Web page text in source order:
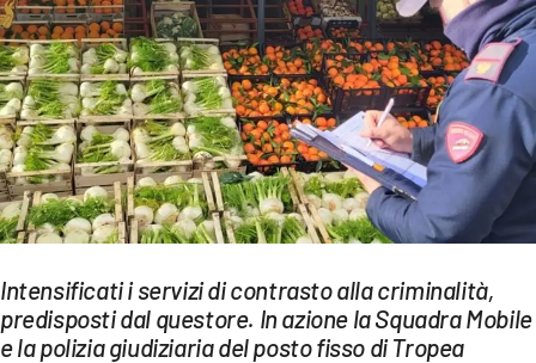
ECONOMIA E LAVORO
EVENTI
SPORT
Streaming
LAC TV
LAC NETWORK
LAC ONAIR
Intensificati i servizi di contrasto alla criminalità,
predisposti dal questore. In azione la Squadra Mobile
e la polizia giudiziaria del posto fisso di Tropea